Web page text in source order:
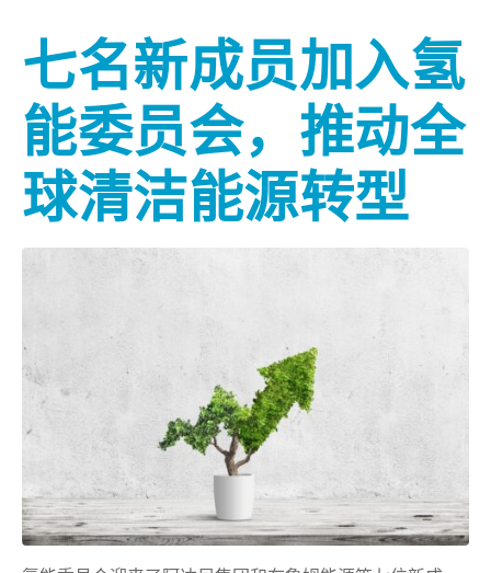
七名新成员加入氢
能委员会，推动全
球清洁能源转型